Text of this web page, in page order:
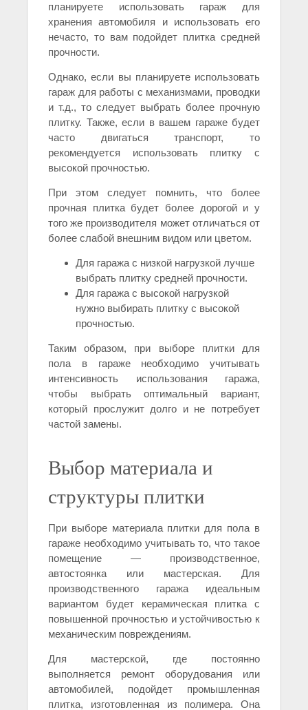
планируете использовать гараж для
хранения автомобиля и использовать его
нечасто, то вам подойдет плитка средней
прочности.
Однако, если вы планируете использовать
гараж для работы с механизмами, проводки
и т.д., то следует выбрать более прочную
плитку. Также, если в вашем гараже будет
часто двигаться транспорт, то
рекомендуется использовать плитку с
высокой прочностью.
При этом следует помнить, что более
прочная плитка будет более дорогой и у
того же производителя может отличаться от
более слабой внешним видом или цветом.
Для гаража с низкой нагрузкой лучше
выбрать плитку средней прочности.
Для гаража с высокой нагрузкой
нужно выбирать плитку с высокой
прочностью.
Таким образом, при выборе плитки для
пола в гараже необходимо учитывать
интенсивность использования гаража,
чтобы выбрать оптимальный вариант,
который прослужит долго и не потребует
частой замены.
Выбор материала и
структуры плитки
При выборе материала плитки для пола в
гараже необходимо учитывать то, что такое
помещение — производственное,
автостоянка или мастерская. Для
производственного гаража идеальным
вариантом будет керамическая плитка с
повышенной прочностью и устойчивостью к
механическим повреждениям.
Для мастерской, где постоянно
выполняется ремонт оборудования или
автомобилей, подойдет промышленная
плитка, изготовленная из полимера. Она